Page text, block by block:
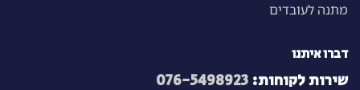
מתנה לעובדים
דברו איתנו
שירות לקוחות: 076-5498923